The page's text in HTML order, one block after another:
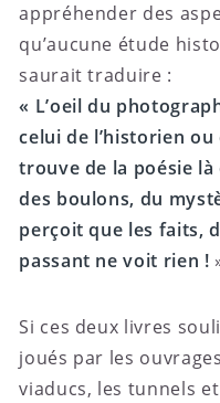
appréhender des
qu’aucune étude
saurait traduire :
« L’oeil du
celui de l’historien
trouve de la poésie
des boulons, du
perçoit que les faits,
passant ne voit rien !
Si ces deux livres
joués par les
viaducs, les tunnels